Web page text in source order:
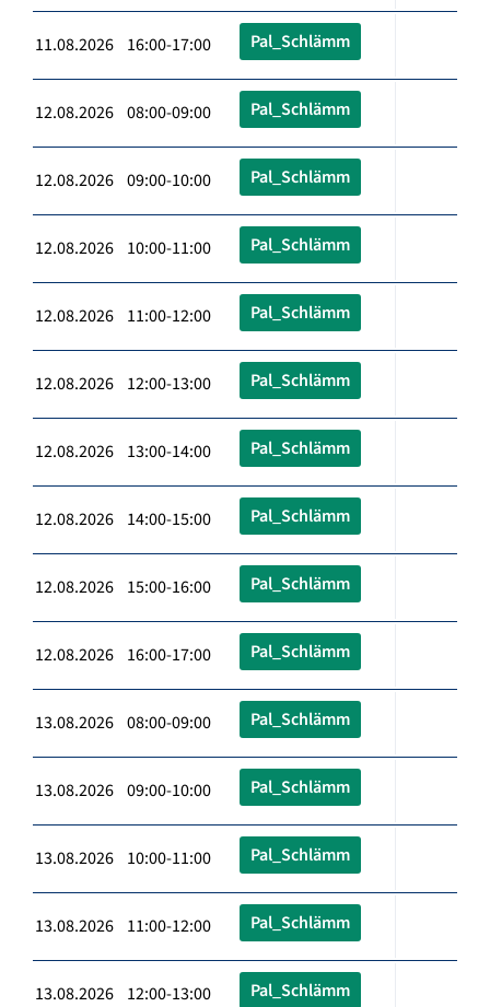
11.08.2026 16:00-17:00 Pal_Schlämm
12.08.2026 08:00-09:00 Pal_Schlämm
12.08.2026 09:00-10:00 Pal_Schlämm
12.08.2026 10:00-11:00 Pal_Schlämm
12.08.2026 11:00-12:00 Pal_Schlämm
12.08.2026 12:00-13:00 Pal_Schlämm
12.08.2026 13:00-14:00 Pal_Schlämm
12.08.2026 14:00-15:00 Pal_Schlämm
12.08.2026 15:00-16:00 Pal_Schlämm
12.08.2026 16:00-17:00 Pal_Schlämm
13.08.2026 08:00-09:00 Pal_Schlämm
13.08.2026 09:00-10:00 Pal_Schlämm
13.08.2026 10:00-11:00 Pal_Schlämm
13.08.2026 11:00-12:00 Pal_Schlämm
13.08.2026 12:00-13:00 Pal_Schlämm